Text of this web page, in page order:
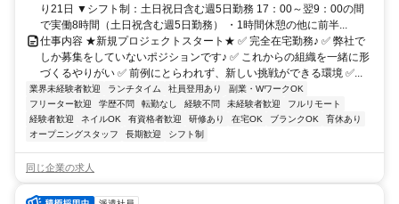
り21日 ▼シフト制：土日祝日含む週5日勤務 17：00～翌9：00の間
で実働8時間（土日祝含む週5日勤務） ・1時間休憩の他に前半...
仕事内容 ★新規プロジェクトスタート★ ✅ 完全在宅勤務♪ ✅ 弊社で
しか募集をしていないポジションです♪ ✅ これからの組織を一緒に形
づくるやりがい ✅ 前例にとらわれず、新しい挑戦ができる環境 ✅...
業界未経験者歓迎 ランチタイム 社員登用あり
副業・WワークOK
フリーター歓迎
学歴不問 転勤なし 経験不問 未経験者歓迎
フルリモート
経験者歓迎
ネイルOK 有資格者歓迎 研修あり 在宅OK ブランクOK
育休あり
オープニングスタッフ
長期歓迎 シフト制
同じ企業の求人